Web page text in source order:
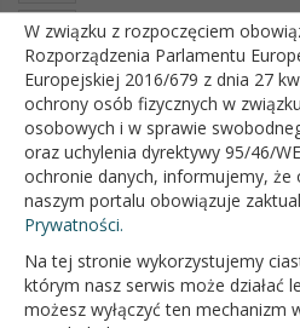
Wt 7:30 - 15:30
Śr 7:30 - 15:30
Czw 7:30 - 15:30
Pt 7:30 - 15:30
OFICJALNY SERWIS
W związku z rozpoczęciem
Rozporządzenia Parlamentu
Europejskiej 2016/679 z dnia 27
ochrony osób fizycznych w
osobowych i w sprawie
oraz uchylenia dyrektywy 95/46/
ochronie danych, informujemy, że
naszym portalu obowiązuje
Prywatności.
Na tej stronie wykorzystujemy
którym nasz serwis może działać
możesz wyłączyć ten mechanizm